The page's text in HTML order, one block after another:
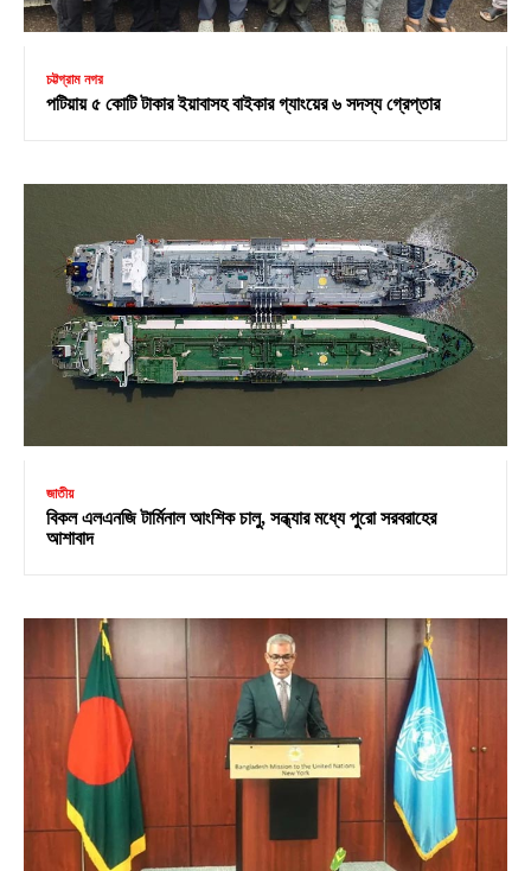
চট্টগ্রাম নগর
পটিয়ায় ৫ কোটি টাকার ইয়াবাসহ বাইকার গ্যাংয়ের ৬ সদস্য গ্রেপ্তার
জাতীয়
বিকল এলএনজি টার্মিনাল আংশিক চালু, সন্ধ্যার মধ্যে পুরো সরবরাহের
আশাবাদ